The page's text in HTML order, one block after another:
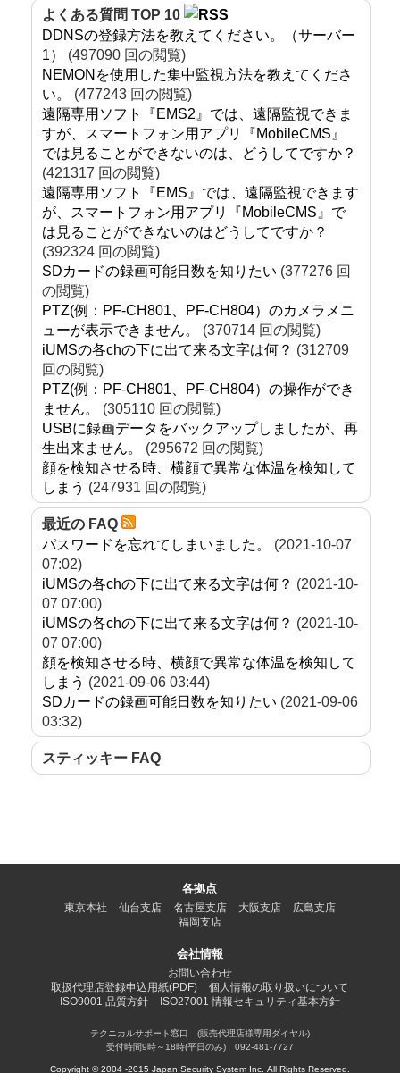
よくある質問 TOP 10
DDNSの登録方法を教えてください。（サーバー
1）
(497090 回の閲覧)
NEMONを使用した集中監視方法を教えてくださ
い。
(477243 回の閲覧)
遠隔専用ソフト『EMS2』では、遠隔監視できま
すが、スマートフォン用アプリ『MobileCMS』
では見ることができないのは、どうしてですか？
(421317 回の閲覧)
遠隔専用ソフト『EMS』では、遠隔監視できます
が、スマートフォン用アプリ『MobileCMS』で
は見ることができないのはどうしてですか？
(392324 回の閲覧)
SDカードの録画可能日数を知りたい (377276 回
の閲覧)
PTZ(例：PF-CH801、PF-CH804）のカメラメニ
ューが表示できません。
(370714 回の閲覧)
iUMSの各chの下に出て来る文字は何？ (312709
回の閲覧)
PTZ(例：PF-CH801、PF-CH804）の操作ができ
ません。
(305110 回の閲覧)
USBに録画データをバックアップしましたが、再
生出来ません。
(295672 回の閲覧)
顔を検知させる時、横顔で異常な体温を検知して
しまう (247931 回の閲覧)
最近の FAQ
パスワードを忘れてしまいました。
(2021-10-07
07:02)
iUMSの各chの下に出て来る文字は何？ (2021-10-
07 07:00)
iUMSの各chの下に出て来る文字は何？ (2021-10-
07 07:00)
顔を検知させる時、横顔で異常な体温を検知して
しまう (2021-09-06 03:44)
SDカードの録画可能日数を知りたい (2021-09-06
03:32)
スティッキー FAQ
各拠点
東京本社 仙台支店 名古屋支店 大阪支店
広島支店
福岡支店
会社情報
お問い合わせ
取扱代理店登録申込用紙(PDF)
個人情報の取り扱いについて
ISO9001 品質方針
ISO27001 情報セキュリティ基本方針
テクニカルサポート窓口 (販売代理店様専用ダイヤル)
受付時間9時～18時(平日のみ) 092-481-7727
Copyright © 2004 -2015 Japan Security System Inc. All Rights Reserved.